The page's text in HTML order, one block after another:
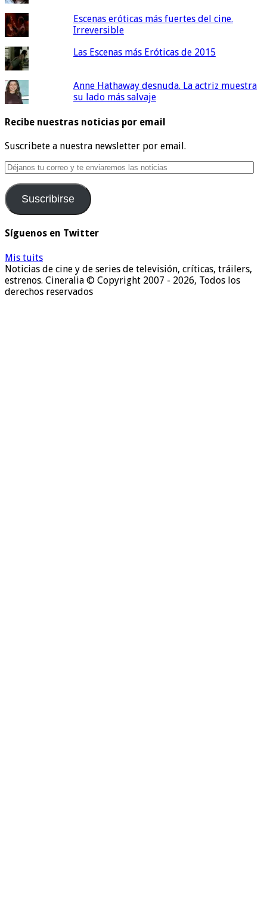
Escenas eróticas más fuertes del cine.
Irreversible
Las Escenas más Eróticas de 2015
Anne Hathaway desnuda. La actriz muestra
su lado más salvaje
Recibe nuestras noticias por email
Suscribete a nuestra newsletter por email.
Déjanos
tu
correo
y
te
las
Suscribirse
Síguenos en Twitter
Mis tuits
Noticias de cine y de series de televisión, críticas, tráilers,
estrenos. Cineralia © Copyright 2007 - 2026, Todos los
derechos reservados